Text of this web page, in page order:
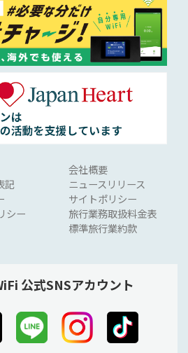
記
シー
会社概要
ニュースリリース
サイトポリシー
旅行業務取扱料金表
標準旅行業約款
公式SNSアカウント